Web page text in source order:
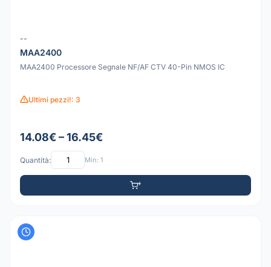
--
MAA2400
MAA2400 Processore Segnale NF/AF CTV 40-Pin NMOS IC
Ultimi pezzi!: 3
14.08€ – 16.45€
Quantità: Min: 1